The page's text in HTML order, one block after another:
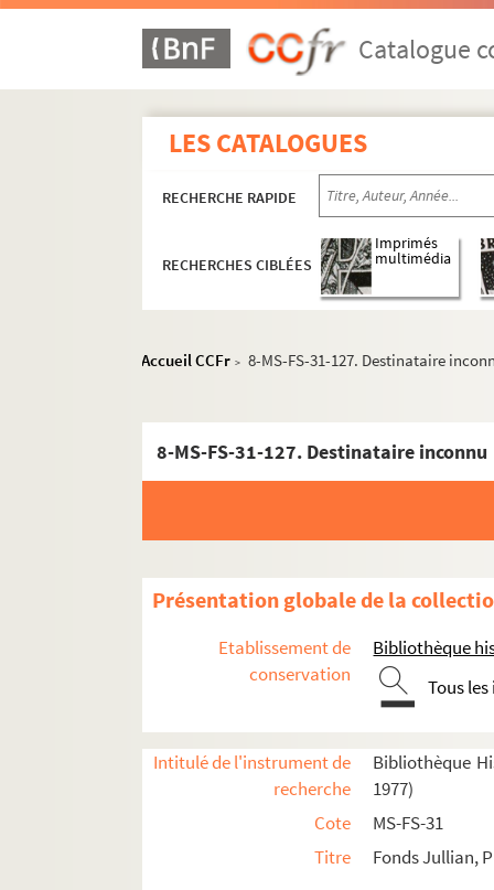
Catalogue
LES CATALOGUES
RECHERCHE RAPIDE
RECHERCHES CIBLÉES
Imprimés
multimédia
Accueil CCFr > 8-MS-FS-31-127. Destinataire
8-MS-FS-31-127. Destinataire inconnu
Présentation globale de la
Etablissement de
conservation
Bibliothèque
Tous
Intitulé de l'instrument de
recherche
Bibliothèque
1977)
Cote
MS-FS-31
Titre
Fonds Jullian,
Oeuvres littéraires
Oeuvres graphiques
Correspondance